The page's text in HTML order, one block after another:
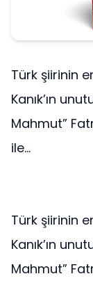
Türk şiirinin
Kanık’ın
Mahmut”
ile...
Türk şiirinin
Kanık’ın
Mahmut”